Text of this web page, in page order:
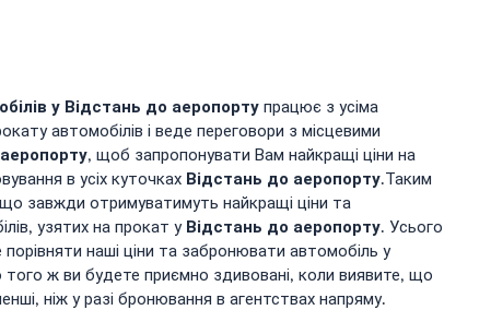
у Відстань до аеропорту працює з усіма
автомобілів і веде переговори з місцевими
, щоб запропонувати Вам найкращі ціни на
в усіх куточках Відстань до аеропорту.Таким
завжди отримуватимуть найкращі ціни та
узятих на прокат у Відстань до аеропорту. Усього
наші ціни та забронювати автомобіль у
того ж ви будете приємно здивовані, коли виявите, що
ніж у разі бронювання в агентствах напряму.